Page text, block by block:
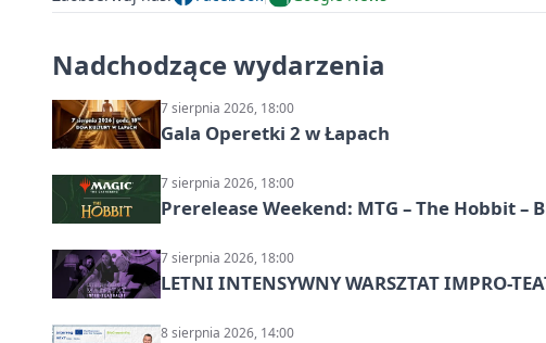
Nadchodzące wydarzenia
7 sierpnia 2026, 18:00
Gala Operetki 2 w Łapach
7 sierpnia 2026, 18:00
Prerelease Weekend: MTG – The Hobbit –
7 sierpnia 2026, 18:00
LETNI INTENSYWNY WARSZTAT IMPRO-
8 sierpnia 2026, 14:00